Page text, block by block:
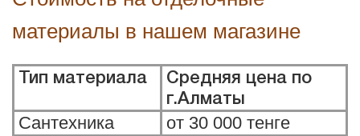
материалы в нашем магазине
Тип материала
Средняя цена по
г.Алматы
Сантехника
от 30 000 тенге